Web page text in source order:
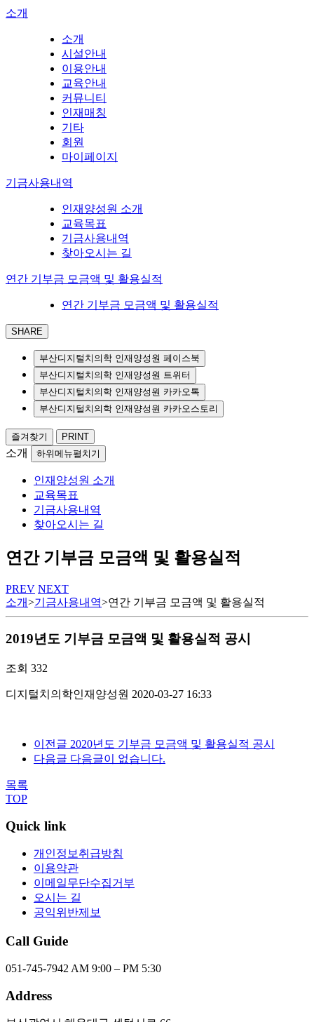
소개
소개
시설안내
이용안내
교육안내
커뮤니티
인재매칭
기타
회원
마이페이지
기금사용내역
인재양성원 소개
교육목표
기금사용내역
찾아오시는 길
연간 기부금 모금액 및 활용실적
연간 기부금 모금액 및 활용실적
SHARE
부산디지털치의학 인재양성원 페이스북
부산디지털치의학 인재양성원 트위터
부산디지털치의학 인재양성원 카카오톡
부산디지털치의학 인재양성원 카카오스토리
즐겨찾기 PRINT
소개 하위메뉴펼치기
인재양성원 소개
교육목표
기금사용내역
찾아오시는 길
연간 기부금 모금액 및 활용실적
PREV NEXT
소개>기금사용내역>연간 기부금 모금액 및 활용실적
2019년도 기부금 모금액 및 활용실적 공시
조회 332
디지털치의학인재양성원 2020-03-27 16:33
이전글 2020년도 기부금 모금액 및 활용실적 공시
다음글 다음글이 없습니다.
목록
TOP
Quick link
개인정보취급방침
이용약관
이메일무단수집거부
오시는 길
공익위반제보
Call Guide
051-745-7942 AM 9:00 – PM 5:30
Address